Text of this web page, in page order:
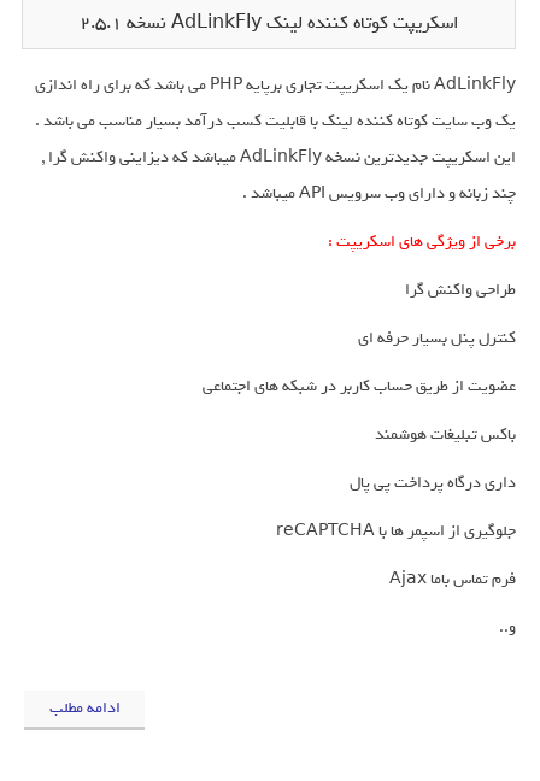
اسکریپت کوتاه کننده لینک AdLinkFly نسخه 2.5.1
AdLinkFly نام یک اسکریپت تجاری برپایه PHP می باشد که برای راه اندازی
یک وب سایت کوتاه کننده لینک با قابلیت کسب درآمد بسیار مناسب می باشد .
این اسکریپت جدیدترین نسخه AdLinkFly میباشد که دیزاینی واکنش گرا ,
چند زبانه و دارای وب سرویس API میباشد .
برخی از ویژگی های اسکریپت :
طراحی واکنش گرا
کنترل پنل بسیار حرفه ای
عضویت از طریق حساب کاربر در شبکه های اجتماعی
باکس تبلیغات هوشمند
داری درگاه پرداخت پی پال
جلوگیری از اسپمر ها با reCAPTCHA
فرم تماس باما Ajax
و..
ادامه مطلب